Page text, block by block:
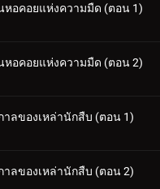
อคอยแห่งความมืด (ตอน 1)
อคอยแห่งความมืด (ตอน 2)
ลของเหล่านักสืบ (ตอน 1)
ลของเหล่านักสืบ (ตอน 2)